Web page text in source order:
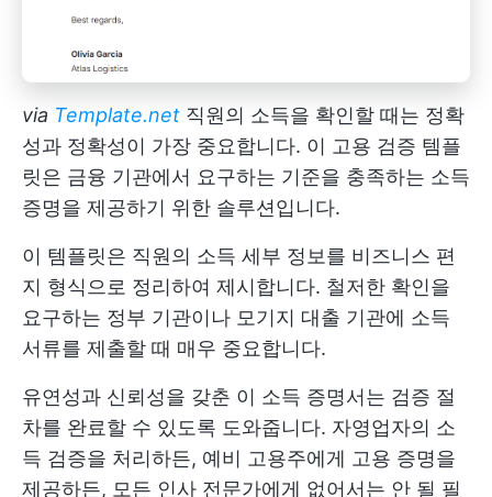
via Template.net 직원의 소득을 확인할 때는 정확
성과 정확성이 가장 중요합니다. 이 고용 검증 템플
릿은 금융 기관에서 요구하는 기준을 충족하는 소득
증명을 제공하기 위한 솔루션입니다.
이 템플릿은 직원의 소득 세부 정보를 비즈니스 편
지 형식으로 정리하여 제시합니다. 철저한 확인을
요구하는 정부 기관이나 모기지 대출 기관에 소득
서류를 제출할 때 매우 중요합니다.
유연성과 신뢰성을 갖춘 이 소득 증명서는 검증 절
차를 완료할 수 있도록 도와줍니다. 자영업자의 소
득 검증을 처리하든, 예비 고용주에게 고용 증명을
제공하든, 모든 인사 전문가에게 없어서는 안 될 필